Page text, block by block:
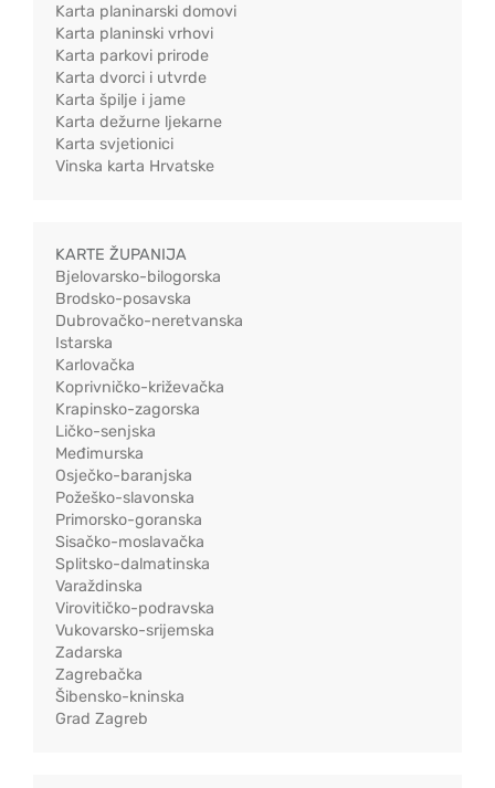
Karta planinarski domovi
Karta planinski vrhovi
Karta parkovi prirode
Karta dvorci i utvrde
Karta špilje i jame
Karta dežurne ljekarne
Karta svjetionici
Vinska karta Hrvatske
KARTE ŽUPANIJA
Bjelovarsko-bilogorska
Brodsko-posavska
Dubrovačko-neretvanska
Istarska
Karlovačka
Koprivničko-križevačka
Krapinsko-zagorska
Ličko-senjska
Međimurska
Osječko-baranjska
Požeško-slavonska
Primorsko-goranska
Sisačko-moslavačka
Splitsko-dalmatinska
Varaždinska
Virovitičko-podravska
Vukovarsko-srijemska
Zadarska
Zagrebačka
Šibensko-kninska
Grad Zagreb